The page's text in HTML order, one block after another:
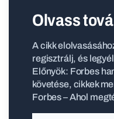
Olvass
A cikk
regisztrálj, és
Előnyök: Forbes
követése, cikkek
Forbes – Ahol